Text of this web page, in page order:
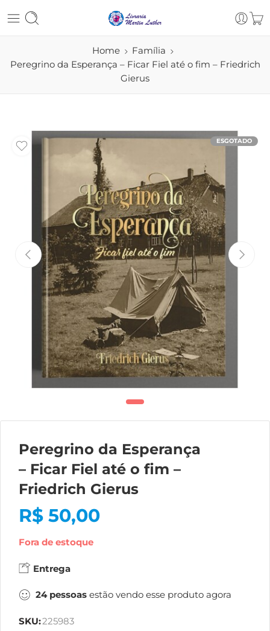
Home
Família
Peregrino da Esperança – Ficar Fiel até o fim – Friedrich
Gierus
ESGOTADO
Peregrino da Esperança
– Ficar Fiel até o fim –
Friedrich Gierus
R$ 50,00
Fora de estoque
Entrega
24 pessoas estão vendo esse produto agora
SKU:225983